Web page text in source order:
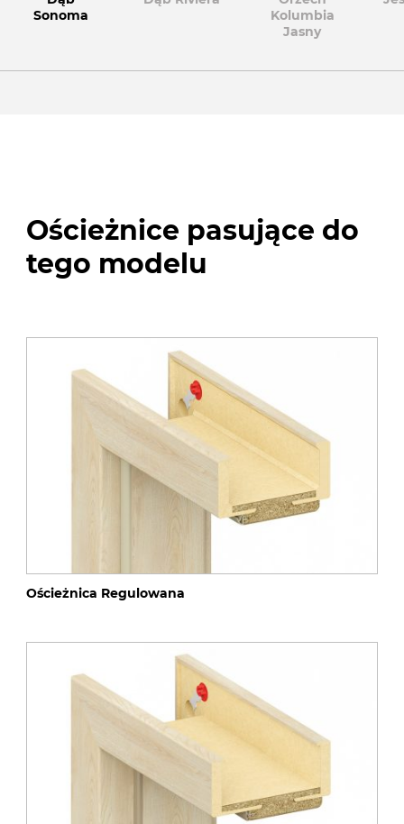
Sonoma
Kolumbia
Jasny
Ościeżnice pasujące do
tego modelu
Ościeżnica Regulowana